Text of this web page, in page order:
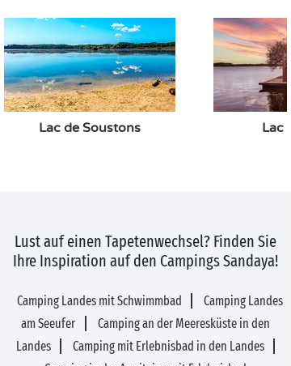
Lac de Soustons Lac
Lust auf einen Tapetenwechsel? Finden Sie
Ihre Inspiration auf den Campings Sandaya!
Camping Landes mit Schwimmbad
Camping Landes
am Seeufer
Camping an der Meeresküste in den
Landes
Camping mit Erlebnisbad in den Landes